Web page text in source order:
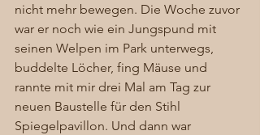
nicht mehr bewegen. Die Woche zuvor
war er noch wie ein Jungspund mit
seinen Welpen im Park unterwegs,
buddelte Löcher, fing Mäuse und
rannte mit mir drei Mal am Tag zur
neuen Baustelle für den Stihl
Spiegelpavillon. Und dann war